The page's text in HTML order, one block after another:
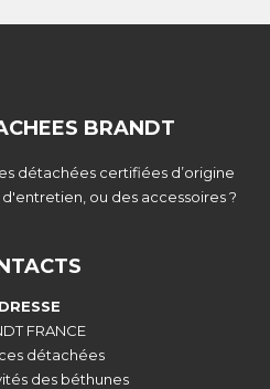
BRANDT
détachées certifiées d’origine
ou des accessoires ?
FRANCE
détachées
des béthunes